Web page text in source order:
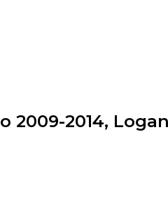
2009-2014,